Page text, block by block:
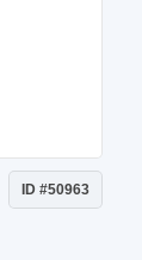
ID #50963